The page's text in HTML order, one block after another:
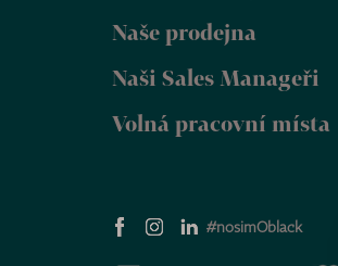
Naše prodejna
Naši Sales Manageři
Volná pracovní místa
#nosimOblack